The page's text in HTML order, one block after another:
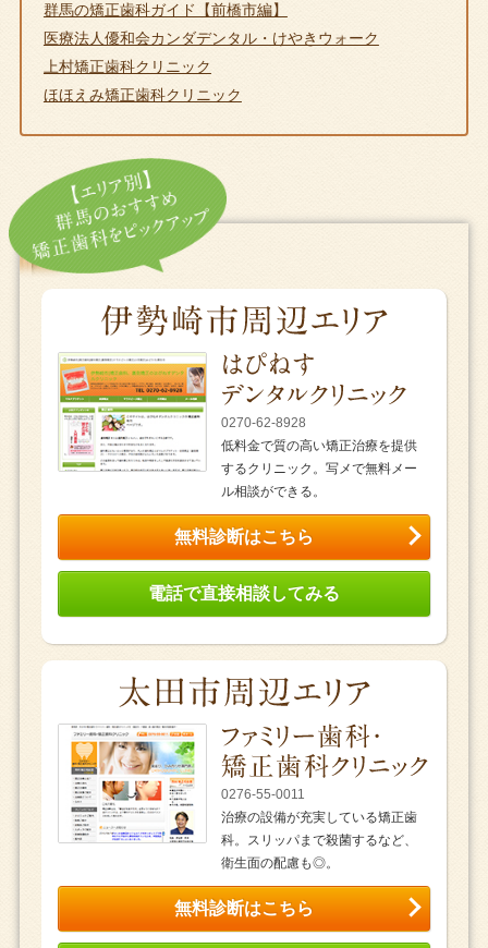
群馬の矯正歯科ガイド【前橋市編】
医療法人優和会カンダデンタル・けやきウォーク
上村矯正歯科クリニック
ほほえみ矯正歯科クリニック
0270-62-8928
低料金で質の高い矯正治療を提供
するクリニック。写メで無料メー
ル相談ができる。
無料診断はこちら
電話で直接相談してみる
0276-55-0011
治療の設備が充実している矯正歯
科。スリッパまで殺菌するなど、
衛生面の配慮も◎。
無料診断はこちら